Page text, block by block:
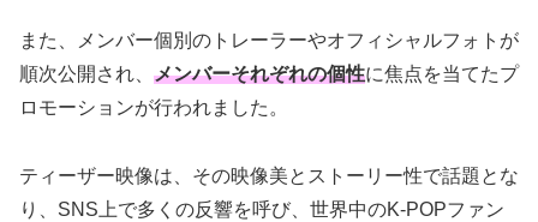
また、メンバー個別のトレーラーやオフィシャルフォトが
順次公開され、 メンバーそれぞれの個性に焦点を当てたプ
ロモーションが行われました。
ティーザー映像は、その映像美とストーリー性で話題とな
り、SNS上で多くの反響を呼び、世界中のK-POPファン